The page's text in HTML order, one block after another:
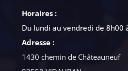
Horaires :
Du lundi au vendredi de 8h00
Adresse :
1430 chemin de Châteauneuf